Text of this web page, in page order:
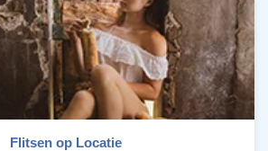
Flitsen op Locatie